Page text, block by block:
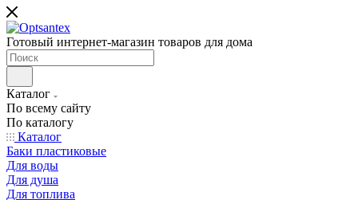
Готовый интернет-магазин товаров для дома
Каталог
По всему сайту
По каталогу
Каталог
Баки пластиковые
Для воды
Для душа
Для топлива